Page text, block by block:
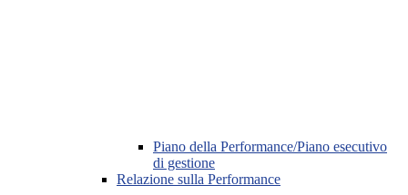
Piano della Performance/Piano esecutivo
di gestione
Relazione sulla Performance